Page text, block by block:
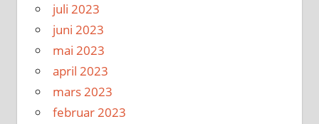
juli 2023
juni 2023
mai 2023
april 2023
mars 2023
februar 2023